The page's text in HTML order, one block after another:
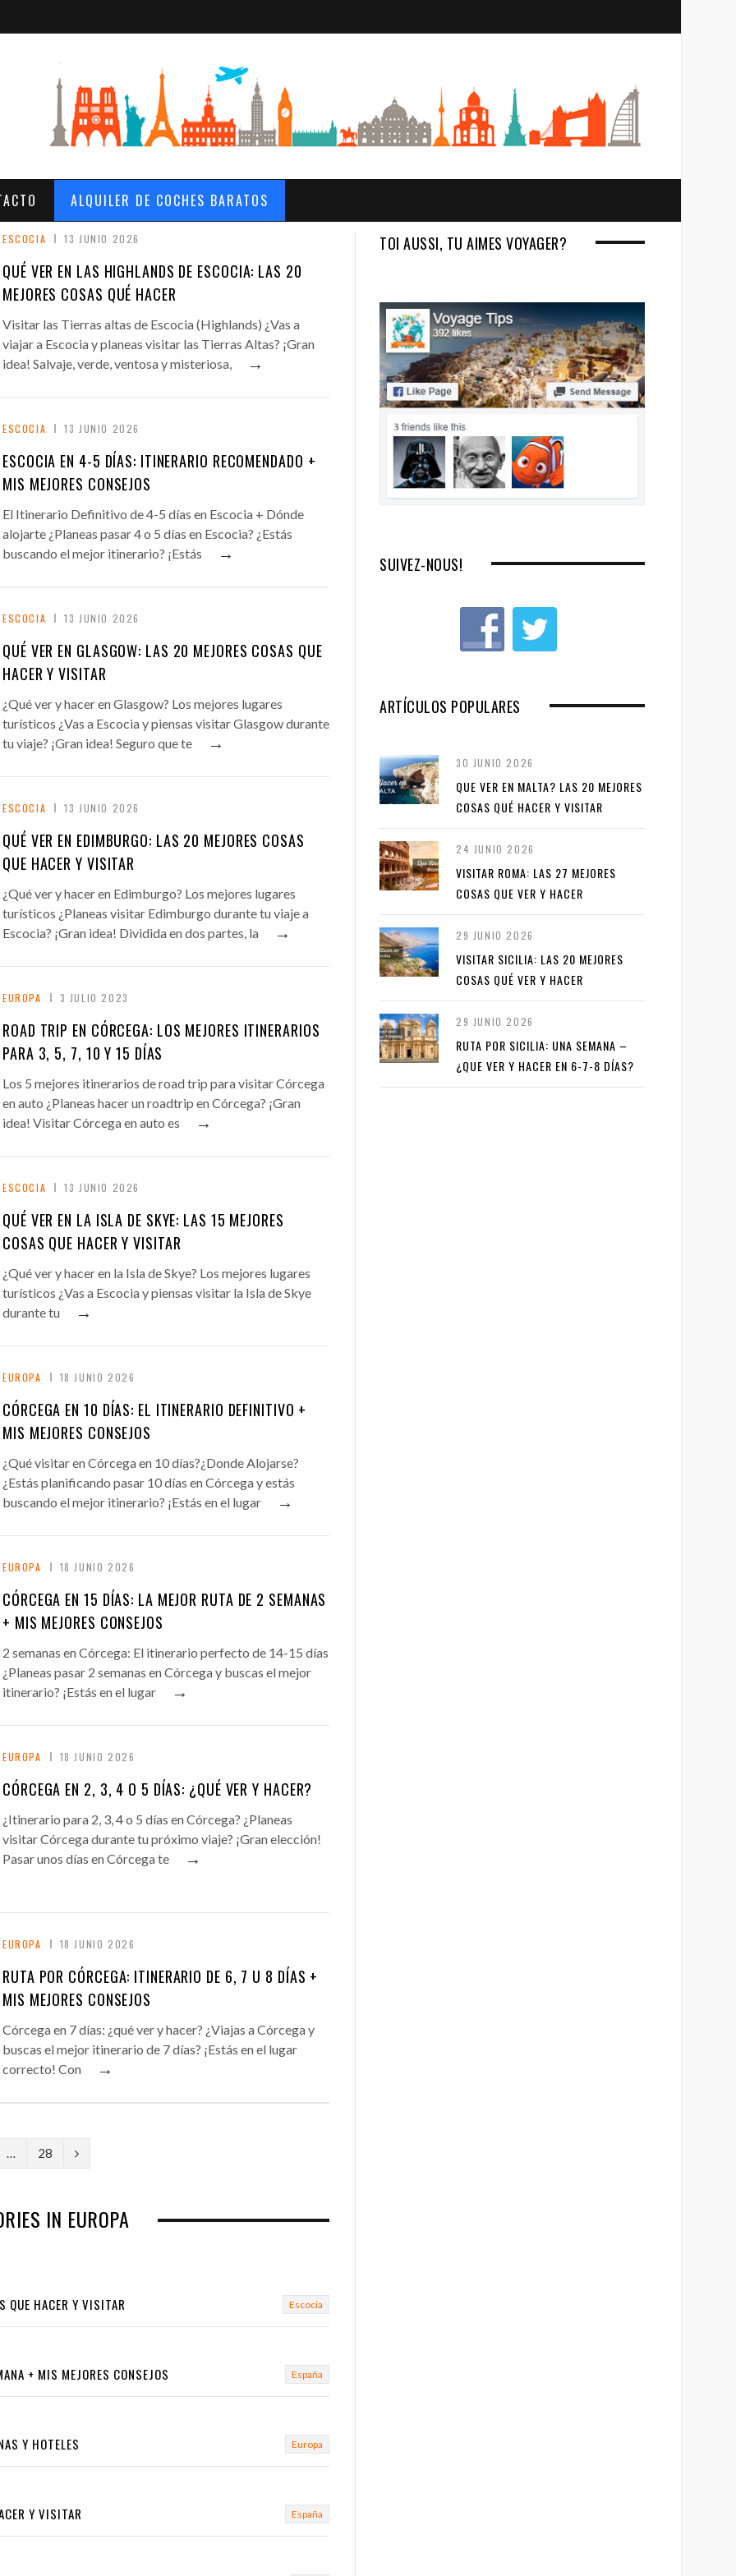
r
c
h
ALQUILER DE COCHES BARATOS
ESCOCIA 13 JUNIO 2026
QUÉ VER EN LAS HIGHLANDS DE ESCOCIA: LAS 20
MEJORES COSAS QUÉ HACER
Visitar las Tierras altas de Escocia (Highlands) ¿Vas a
viajar a Escocia y planeas visitar las Tierras Altas? ¡Gran
idea! Salvaje, verde, ventosa y misteriosa,
→
ESCOCIA 13 JUNIO 2026
ESCOCIA EN 4-5 DÍAS: ITINERARIO RECOMENDADO +
MIS MEJORES CONSEJOS
El Itinerario Definitivo de 4-5 días en Escocia + Dónde
alojarte ¿Planeas pasar 4 o 5 días en Escocia? ¿Estás
buscando el mejor itinerario? ¡Estás
→
ESCOCIA 13 JUNIO 2026
QUÉ VER EN GLASGOW: LAS 20 MEJORES COSAS QUE
HACER Y VISITAR
¿Qué ver y hacer en Glasgow? Los mejores lugares
turísticos ¿Vas a Escocia y piensas visitar Glasgow durante
tu viaje? ¡Gran idea! Seguro que te
→
ESCOCIA 13 JUNIO 2026
QUÉ VER EN EDIMBURGO: LAS 20 MEJORES COSAS
QUE HACER Y VISITAR
¿Qué ver y hacer en Edimburgo? Los mejores lugares
turísticos ¿Planeas visitar Edimburgo durante tu viaje a
Escocia? ¡Gran idea! Dividida en dos partes, la
→
EUROPA 3 JULIO 2023
ROAD TRIP EN CÓRCEGA: LOS MEJORES ITINERARIOS
PARA 3, 5, 7, 10 Y 15 DÍAS
Los 5 mejores itinerarios de road trip para visitar Córcega
en auto ¿Planeas hacer un roadtrip en Córcega? ¡Gran
idea! Visitar Córcega en auto es
→
ESCOCIA 13 JUNIO 2026
QUÉ VER EN LA ISLA DE SKYE: LAS 15 MEJORES
COSAS QUE HACER Y VISITAR
¿Qué ver y hacer en la Isla de Skye? Los mejores lugares
turísticos ¿Vas a Escocia y piensas visitar la Isla de Skye
durante tu
→
EUROPA 18 JUNIO 2026
CÓRCEGA EN 10 DÍAS: EL ITINERARIO DEFINITIVO +
MIS MEJORES CONSEJOS
¿Qué visitar en Córcega en 10 días?¿Donde Alojarse?
¿Estás planificando pasar 10 días en Córcega y estás
buscando el mejor itinerario? ¡Estás en el lugar
→
EUROPA 18 JUNIO 2026
CÓRCEGA EN 15 DÍAS: LA MEJOR RUTA DE 2 SEMANAS
+ MIS MEJORES CONSEJOS
2 semanas en Córcega: El itinerario perfecto de 14-15 días
¿Planeas pasar 2 semanas en Córcega y buscas el mejor
itinerario? ¡Estás en el lugar
→
EUROPA 18 JUNIO 2026
CÓRCEGA EN 2, 3, 4 O 5 DÍAS: ¿QUÉ VER Y HACER?
¿Itinerario para 2, 3, 4 o 5 días en Córcega? ¿Planeas
visitar Córcega durante tu próximo viaje? ¡Gran elección!
Pasar unos días en Córcega te
→
EUROPA 18 JUNIO 2026
RUTA POR CÓRCEGA: ITINERARIO DE 6, 7 U 8 DÍAS +
MIS MEJORES CONSEJOS
Córcega en 7 días: ¿qué ver y hacer? ¿Viajas a Córcega y
buscas el mejor itinerario de 7 días? ¡Estás en el lugar
correcto! Con
→
… 28
N
x
IN EUROPA
QUE HACER Y VISITAR Escocia
+ MIS MEJORES CONSEJOS España
Y HOTELES Europa
Y VISITAR España
TOI AUSSI, TU AIMES VOYAGER?
SUIVEZ-NOUS!
ARTÍCULOS POPULARES
30 JUNIO 2026
QUE VER EN MALTA? LAS 20 MEJORES
COSAS QUÉ HACER Y VISITAR
24 JUNIO 2026
VISITAR ROMA: LAS 27 MEJORES
COSAS QUE VER Y HACER
29 JUNIO 2026
VISITAR SICILIA: LAS 20 MEJORES
COSAS QUÉ VER Y HACER
29 JUNIO 2026
RUTA POR SICILIA: UNA SEMANA –
¿QUE VER Y HACER EN 6-7-8 DÍAS?